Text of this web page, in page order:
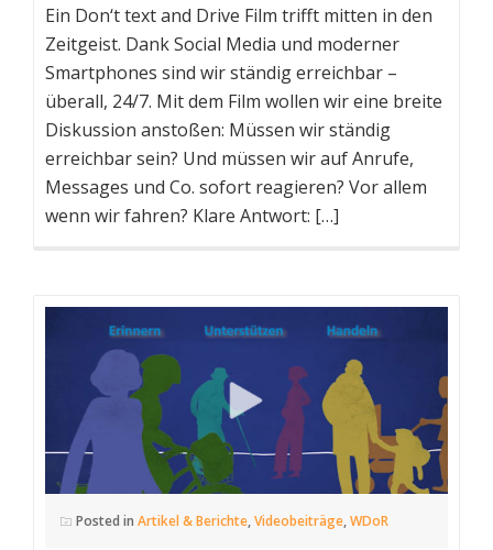
Ein Don‘t text and Drive Film trifft mitten in den
Zeitgeist. Dank Social Media und moderner
Smartphones sind wir ständig erreichbar –
überall, 24/7. Mit dem Film wollen wir eine breite
Diskussion anstoßen: Müssen wir ständig
erreichbar sein? Und müssen wir auf Anrufe,
Messages und Co. sofort reagieren? Vor allem
wenn wir fahren? Klare Antwort: […]
Posted in Artikel & Berichte,Videobeiträge,WDoR